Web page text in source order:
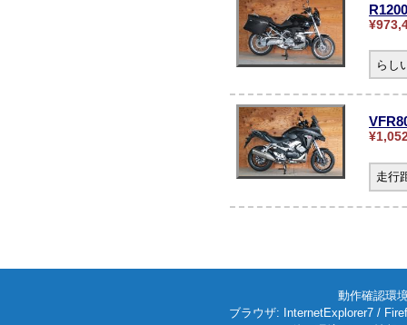
らし
走行
動作確認環
ブラウザ: InternetExplorer7 /